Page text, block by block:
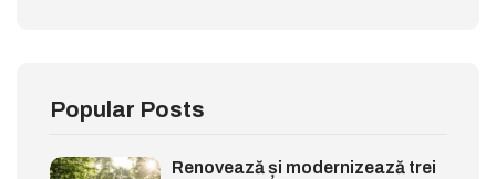
Popular Posts
Renovează și modernizează trei